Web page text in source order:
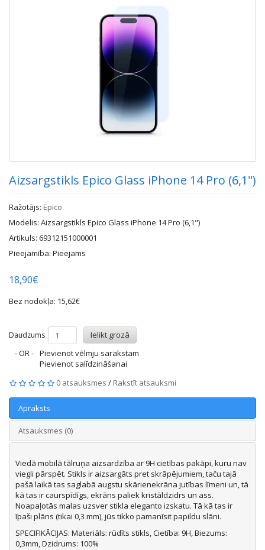
Aizsargstikls Epico Glass iPhone 14 Pro (6,1")
Ražotājs: Epico
Modelis: Aizsargstikls Epico Glass iPhone 14 Pro (6,1")
Artikuls: 69312151000001
Pieejamība: Pieejams
18,90€
Bez nodokļa: 15,62€
Daudzums
Ielikt grozā
- OR - Pievienot vēlmju sarakstam
Pievienot salīdzināšanai
0 atsauksmes / Rakstīt atsauksmi
Apraksts
Atsauksmes (0)
Viedā mobilā tālruņa aizsardzība ar 9H cietības pakāpi, kuru nav
viegli pārspēt. Stikls ir aizsargāts pret skrāpējumiem, taču tajā
pašā laikā tas saglabā augstu skārienekrāna jutības līmeni un, tā
kā tas ir caurspīdīgs, ekrāns paliek kristāldzidrs un ass.
Noapaļotās malas uzsver stikla eleganto izskatu. Tā kā tas ir
īpaši plāns (tikai 0,3 mm), jūs tikko pamanīsit papildu slāni.
SPECIFIKĀCIJAS: Materiāls: rūdīts stikls, Cietība: 9H, Biezums:
0,3mm, Dzidrums: 100%